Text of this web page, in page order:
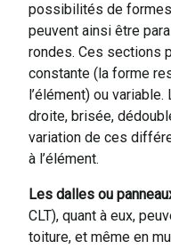
possibilités de
peuvent ainsi être
rondes. Ces sections
constante (la forme
l’élément) ou
droite, brisée,
variation de ces
à l’élément.
Les dalles ou
CLT), quant à eux,
toiture, et même en